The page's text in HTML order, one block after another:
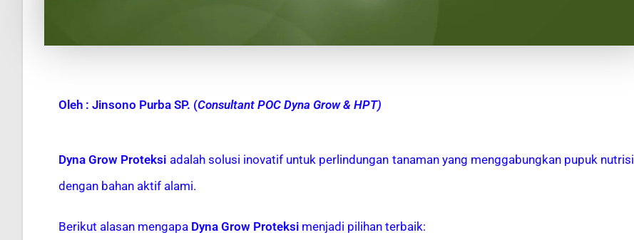
Oleh : Jinsono Purba SP. (Consultant POC Dyna Grow & HPT)
Dyna Grow Proteksi adalah solusi inovatif untuk perlindungan tanaman yang menggabungkan pupuk nutrisi
dengan bahan aktif alami.
Berikut alasan mengapa Dyna Grow Proteksi menjadi pilihan terbaik: